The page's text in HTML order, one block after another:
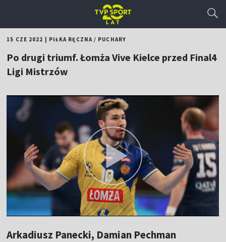
15 CZE 2022 PIŁKA RĘCZNA/ PUCHARY
Po drugi triumf. Łomża Vive Kielce przed Final4
Ligi Mistrzów
Arkadiusz Panecki, Damian Pechman